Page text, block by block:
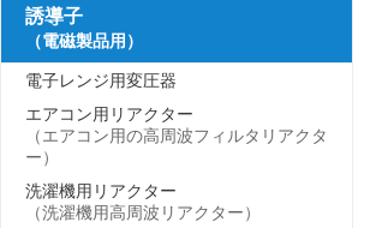
誘導子
（電磁製品用）
電子レンジ用変圧器
エアコン用リアクター
（エアコン用の高周波フィルタリアクタ
ー）
洗濯機用リアクター
（洗濯機用高周波リアクター）